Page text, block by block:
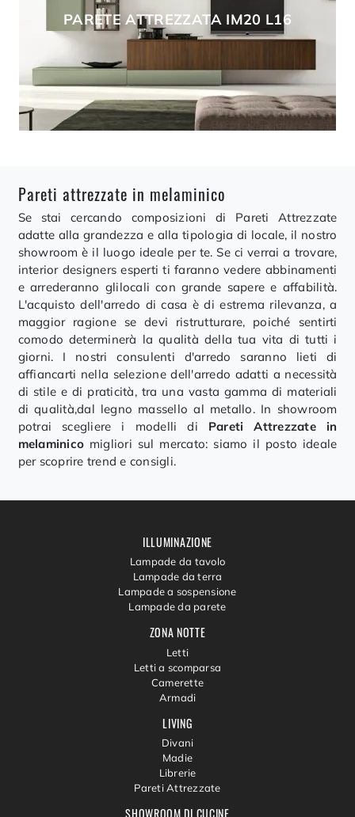
PARETE ATTREZZATA IM20 L16
Pareti attrezzate in melaminico
Se stai cercando composizioni di Pareti Attrezzate
adatte alla grandezza e alla tipologia di locale, il nostro
showroom è il luogo ideale per te. Se ci verrai a trovare,
interior designers esperti ti faranno vedere abbinamenti
e arrederanno glilocali con grande sapere e affabilità.
L'acquisto dell'arredo di casa è di estrema rilevanza, a
maggior ragione se devi ristrutturare, poiché sentirti
comodo determinerà la qualità della tua vita di tutti i
giorni. I nostri consulenti d'arredo saranno lieti di
affiancarti nella selezione dell'arredo adatti a necessità
di stile e di praticità, tra una vasta gamma di materiali
di qualità,dal legno massello al metallo. In showroom
potrai scegliere i modelli di Pareti Attrezzate
in
melaminico migliori sul mercato: siamo il posto ideale
per scoprire trend e consigli.
SHOWROOM DI CUCINE
LIVING
Divani
Madie
Librerie
Pareti Attrezzate
ZONA NOTTE
Letti
Letti a scomparsa
Camerette
Armadi
ILLUMINAZIONE
Lampade da tavolo
Lampade da terra
Lampade a sospensione
Lampade da parete